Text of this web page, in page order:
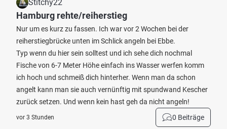
Stitchy22
Hamburg rehte/reiherstieg
Nur um es kurz zu fassen. Ich war vor 2 Wochen bei der
reiherstiegbrücke unten im Schlick angeln bei Ebbe.
Typ wenn du hier sein solltest und ich sehe dich nochmal
Fische von 6-7 Meter Höhe einfach ins Wasser werfen komm
ich hoch und schmeiß dich hinterher. Wenn man da schon
angelt kann man sie auch vernünftig mit spundwand Kescher
zurück setzen. Und wenn kein hast geh da nicht angeln!
vor 3 Stunden 0 Beiträge